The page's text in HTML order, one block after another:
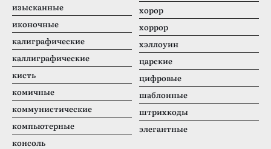
изысканные
иконочные
калиграфические
каллиграфические
кисть
комичные
коммунистические
компьютерные
консоль
хорор
хоррор
хэллоуин
царские
цифровые
шаблонные
штрихкоды
элегантные